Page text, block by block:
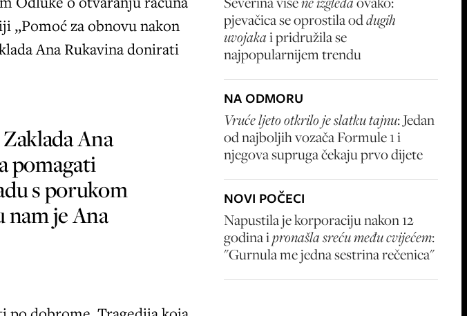
„Pomoć za obnovu nakon
Ana Rukavina donirati
pomagati
s porukom
nam je Ana
pjevačica se oprostila oddugih
uvojakai pridružila se
najpopularnijem trendu
NA ODMORU
Vruće ljeto otkrilo je slatku tajnu: Jedan
od najboljih vozača Formule 1 i
njegova supruga čekaju prvo dijete
NOVI POČECI
Napustila je korporaciju nakon 12
godina ipronašla sreću među cvijećem:
"Gurnula me jedna sestrina rečenica"